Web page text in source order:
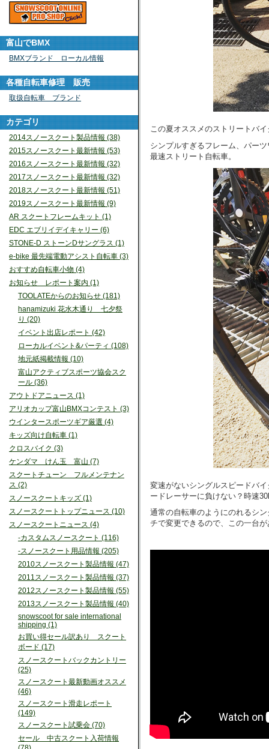
この夏オススメのストリートバ
シンプルすぎるフレーム、パー
最速ストリート自転車。
変速がないシングルスピードバ
ードレーサーに負けない？時速
通常の自転車のようにのれるシ
チで変更できるので、この一台
富山でBMX
BMXブランド ローカル情報
各種自転車修理 販売
取扱自転車 ブランド
カテゴリ
2014スノースクート製品情報 (38)
2015スノースクート最新情報 (53)
2016スノースクート最新情報 (32)
2017スノースクート最新情報 (32)
2018スノースクート最新情報 (51)
2019スノースクート最新情報 (9)
AR スクートフレームキット (1)
EDC エブリイデイキャリー (6)
STONE-D ストーンDサングラス (1)
e-bike 最先端電動アシスト自転車 (3)
おすすめ自転車小物 (4)
お知らせ レポート案内 (1)
TOOLATEからのお知らせ (181)
hanamizuki 花水木通り 七夕祭
り (20)
イベント出店レポート (42)
ローカルイベント&パーティ (108)
地元紙掲載情報 (10)
富山アクティブスポーツ協会スク
ール (36)
アウトドアニュース (1)
アリオカップ富山BMXコンテスト (3)
ウインタースポーツギア厳選 (4)
キッズ向け自転車 (1)
クロスバイク (3)
ケンダマ けん玉 富山 (7)
スクートチューン フルメンテナン
ス (2)
スノースクートキッズ (1)
スノースクートトップニュース (10)
スノースクートニュース (4)
-カスタムスノースクート (116)
-スノースクート用品情報 (205)
2010スノースクート製品情報 (47)
2011スノースクート製品情報 (37)
2012スノースクート製品情報 (55)
2013スノースクート製品情報 (40)
snowscoot for sale international
shipping (1)
お買い得セール訳あり スクート
ボード (17)
スノースクートバックカントリー
(25)
スノースクート最新動画オススメ
(46)
スノースクート滑走レポート
(149)
スノースクート試乗会 (70)
セール 中古スクート入荷情報